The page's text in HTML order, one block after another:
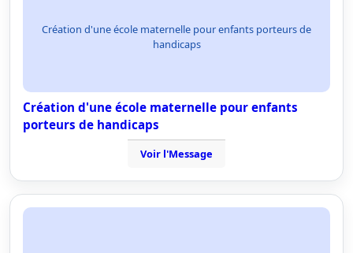
Création d'une école maternelle pour enfants porteurs de
handicaps
Création d'une école maternelle pour enfants
porteurs de handicaps
Voir l'Message